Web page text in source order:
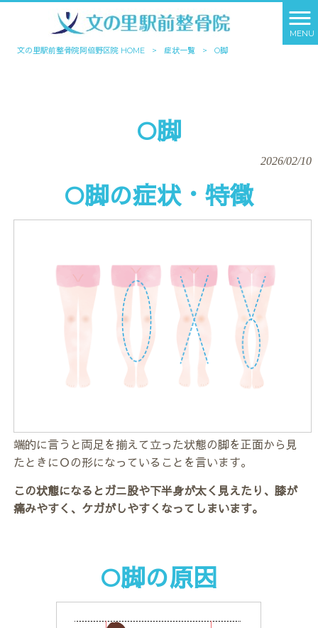
MENU
文の里駅前整骨院阿倍野区院 HOME
> 症状一覧 > O脚
O脚
2026/02/10
O脚の症状・特徴
端的に言うと両足を揃えて立った状態の脚を正面から見
たときにＯの形になっていることを言います。
この状態になるとガニ股や下半身が太く見えたり、膝が
痛みやすく、ケガがしやすくなってしまいます。
O脚の原因